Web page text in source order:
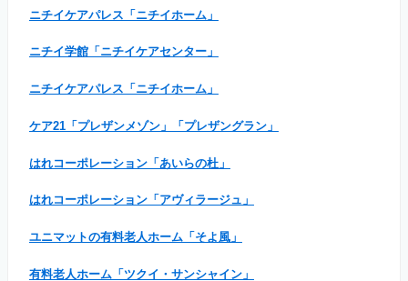
ニチイケアパレス「ニチイホーム」
ニチイ学館「ニチイケアセンター」
ニチイケアパレス「ニチイホーム」
ケア21「プレザンメゾン」「プレザングラン」
はれコーポレーション「あいらの杜」
はれコーポレーション「アヴィラージュ」
ユニマットの有料老人ホーム「そよ風」
有料老人ホーム「ツクイ・サンシャイン」